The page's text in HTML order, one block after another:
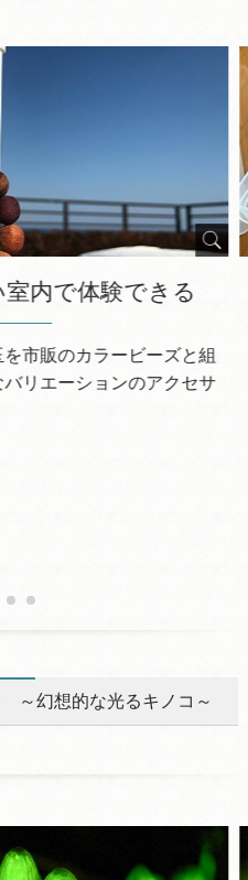
内で体験できる
市販のカラービーズと組
リエーションのアクセサ
～幻想的な光るキノコ～